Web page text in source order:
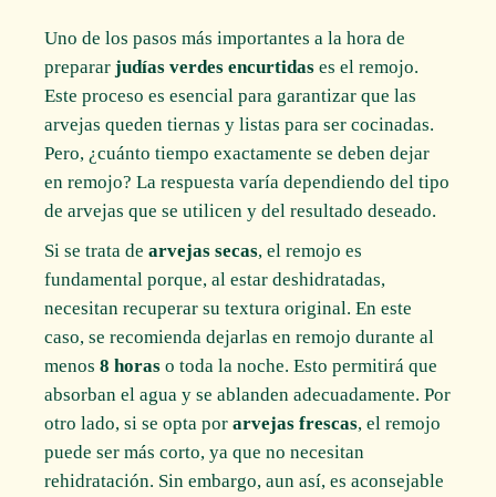
Uno de los pasos más importantes a la hora de
prepararjudías verdes encurtidas es el remojo.
Este proceso es esencial para garantizar que las
arvejas queden tiernas y listas para ser cocinadas.
Pero, ¿cuánto tiempo exactamente se deben dejar
en remojo? La respuesta varía dependiendo del tipo
de arvejas que se utilicen y del resultado deseado.
Si se trata dearvejas secas, el remojo es
fundamental porque, al estar deshidratadas,
necesitan recuperar su textura original. En este
caso, se recomienda dejarlas en remojo durante al
menos8 horas o toda la noche. Esto permitirá que
absorban el agua y se ablanden adecuadamente. Por
otro lado, si se opta porarvejas frescas, el remojo
puede ser más corto, ya que no necesitan
rehidratación. Sin embargo, aun así, es aconsejable